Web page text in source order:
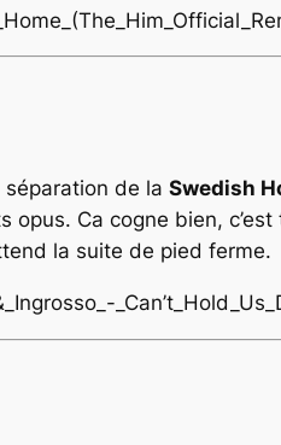
séparation de la Swedish
Ca cogne bien,
la suite de pied ferme.